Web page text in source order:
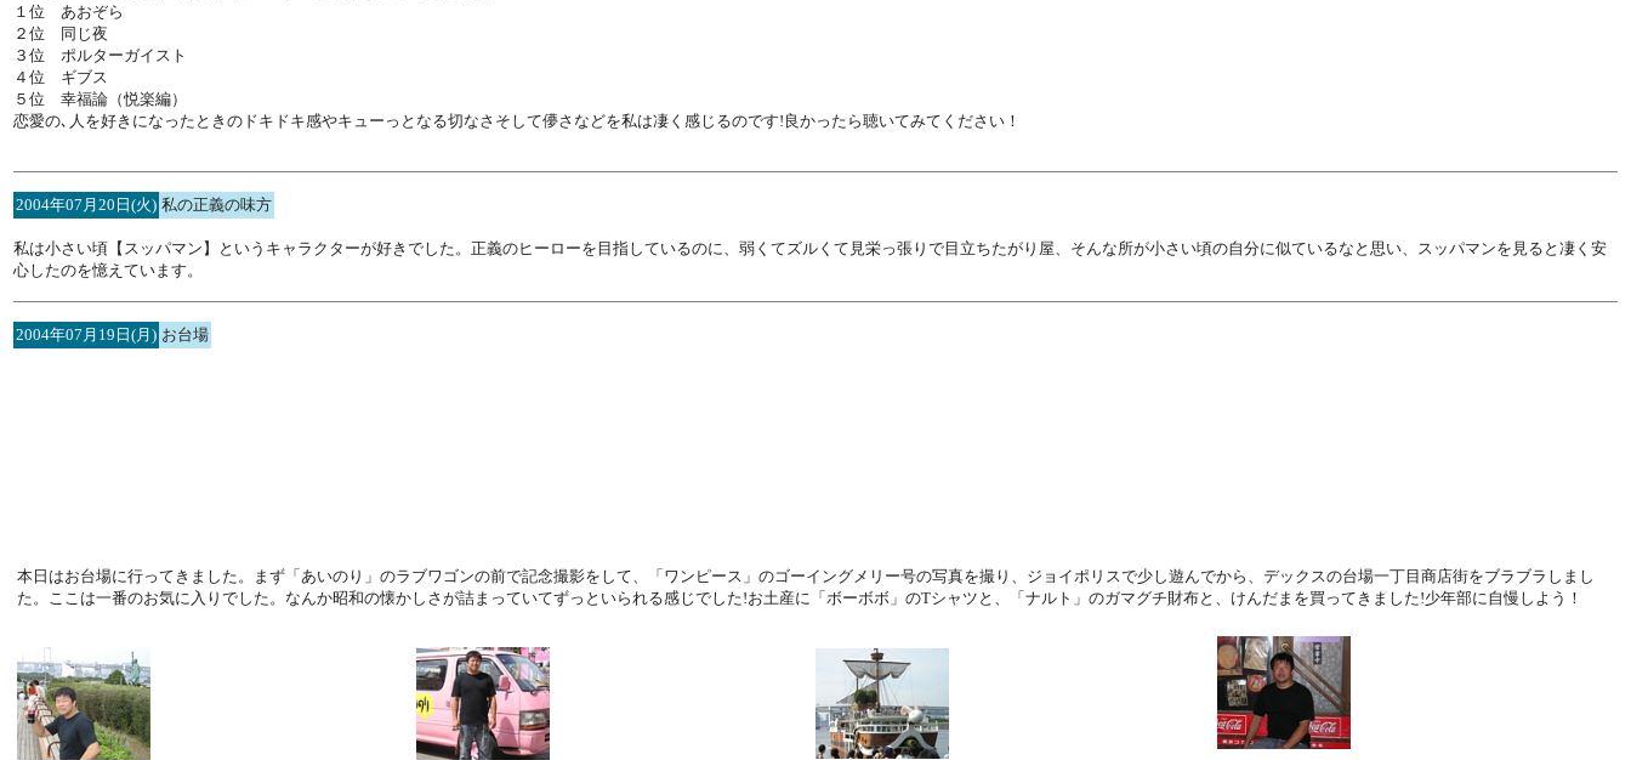
１位 あおぞら
２位 同じ夜
３位 ポルターガイスト
４位 ギブス
５位 幸福論（悦楽編）
恋愛の､人を好きになったときのドキドキ感やキューっとなる切なさそして儚さなどを私は凄く感じるのです!良かったら聴いてみてください！
2004年07月20日(火) 私の正義の味方
私は小さい頃【スッパマン】というキャラクターが好きでした。正義のヒーローを目指しているのに、弱くてズルくて見栄っ張りで目立ちたがり屋、そんな所が小さい頃の自分に似ているなと思い、スッパマンを見ると凄く安
心したのを憶えています。
2004年07月19日(月) お台場
本日はお台場に行ってきました。まず「あいのり」のラブワゴンの前で記念撮影をして、「ワンピース」のゴーイングメリー号の写真を撮り、ジョイポリスで少し遊んでから、デックスの台場一丁目商店街をブラブラしまし
た。ここは一番のお気に入りでした。なんか昭和の懐かしさが詰まっていてずっといられる感じでした!お土産に「ボーボボ」のTシャツと、「ナルト」のガマグチ財布と、けんだまを買ってきました!少年部に自慢しよう！